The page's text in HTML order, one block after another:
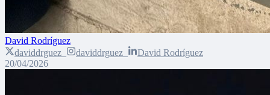
David Rodríguez
daviddrguez_
daviddrguez_
David Rodríguez
20/04/2026